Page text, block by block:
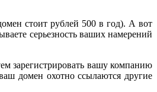
стоит рублей 500 в год). А вот
серьезность ваших намерений
зарегистрировать вашу компанию
домен охотно ссылаются другие